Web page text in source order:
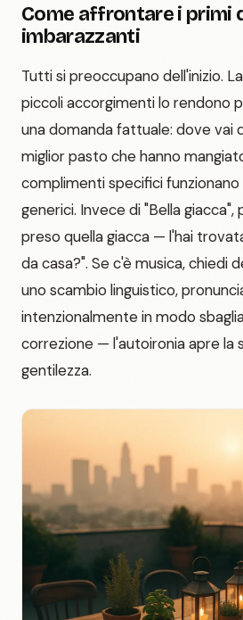
Come affrontare i primi
imbarazzanti
Tutti si preoccupano dell'inizio.
piccoli accorgimenti lo rendono
una domanda fattuale: dove vai
miglior pasto che hanno
complimenti specifici funzionano
generici. Invece di "Bella giacca",
preso quella giacca — l'hai
da casa?". Se c'è musica, chiedi
uno scambio linguistico,
intenzionalmente in modo
correzione — l'autoironia apre la
gentilezza.